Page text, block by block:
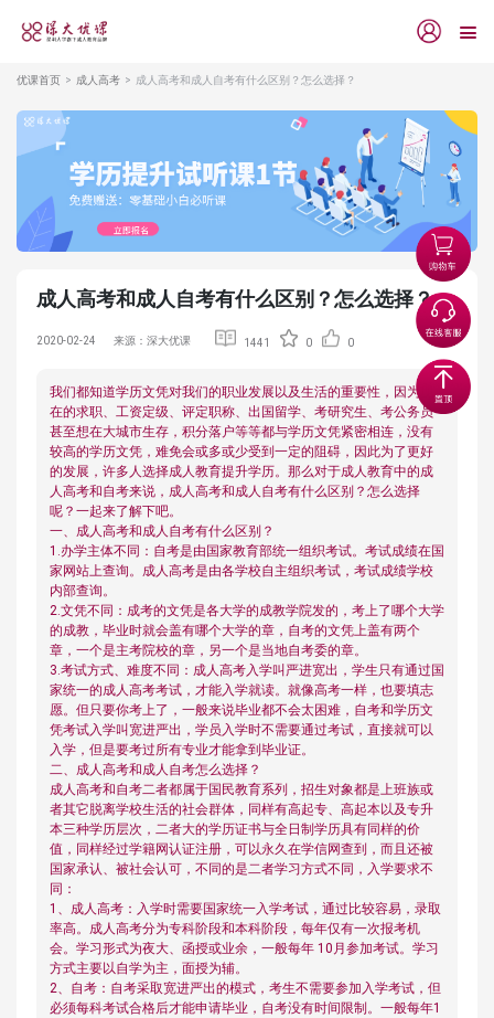
优课首页 成人高考 成人高考和成人自考有什么区别？怎么选择？
成人高考和成人自考有什么区别？怎么选择？
2020-02-24 来源：深大优课 1441 0 0
我们都知道学历文凭对我们的职业发展以及生活的重要性，因为现
在的求职、工资定级、评定职称、出国留学、考研究生、考公务员
甚至想在大城市生存，积分落户等等都与学历文凭紧密相连，没有
较高的学历文凭，难免会或多或少受到一定的阻碍，因此为了更好
的发展，许多人选择成人教育提升学历。那么对于成人教育中的成
人高考和自考来说，成人高考和成人自考有什么区别？怎么选择
呢？一起来了解下吧。
一、成人高考和成人自考有什么区别？
1.办学主体不同：自考是由国家教育部统一组织考试。考试成绩在国
家网站上查询。成人高考是由各学校自主组织考试，考试成绩学校
内部查询。
2.文凭不同：成考的文凭是各大学的成教学院发的，考上了哪个大学
的成教，毕业时就会盖有哪个大学的章，自考的文凭上盖有两个
章，一个是主考院校的章，另一个是当地自考委的章。
3.考试方式、难度不同：成人高考入学叫严进宽出，学生只有通过国
家统一的成人高考考试，才能入学就读。就像高考一样，也要填志
愿。但只要你考上了，一般来说毕业都不会太困难，自考和学历文
凭考试入学叫宽进严出，学员入学时不需要通过考试，直接就可以
入学，但是要考过所有专业才能拿到毕业证。
二、成人高考和成人自考怎么选择？
成人高考和自考二者都属于国民教育系列，招生对象都是上班族或
者其它脱离学校生活的社会群体，同样有高起专、高起本以及专升
本三种学历层次，二者大的学历证书与全日制学历具有同样的价
值，同样经过学籍网认证注册，可以永久在学信网查到，而且还被
国家承认、被社会认可，不同的是二者学习方式不同，入学要求不
同：
1、成人高考：入学时需要国家统一入学考试，通过比较容易，录取
率高。成人高考分为专科阶段和本科阶段，每年仅有一次报考机
会。学习形式为夜大、函授或业余，一般每年 10月参加考试。学习
方式主要以自学为主，面授为辅。
2、自考：自考采取宽进严出的模式，考生不需要参加入学考试，但
必须每科考试合格后才能申请毕业，自考没有时间限制。一般每年1